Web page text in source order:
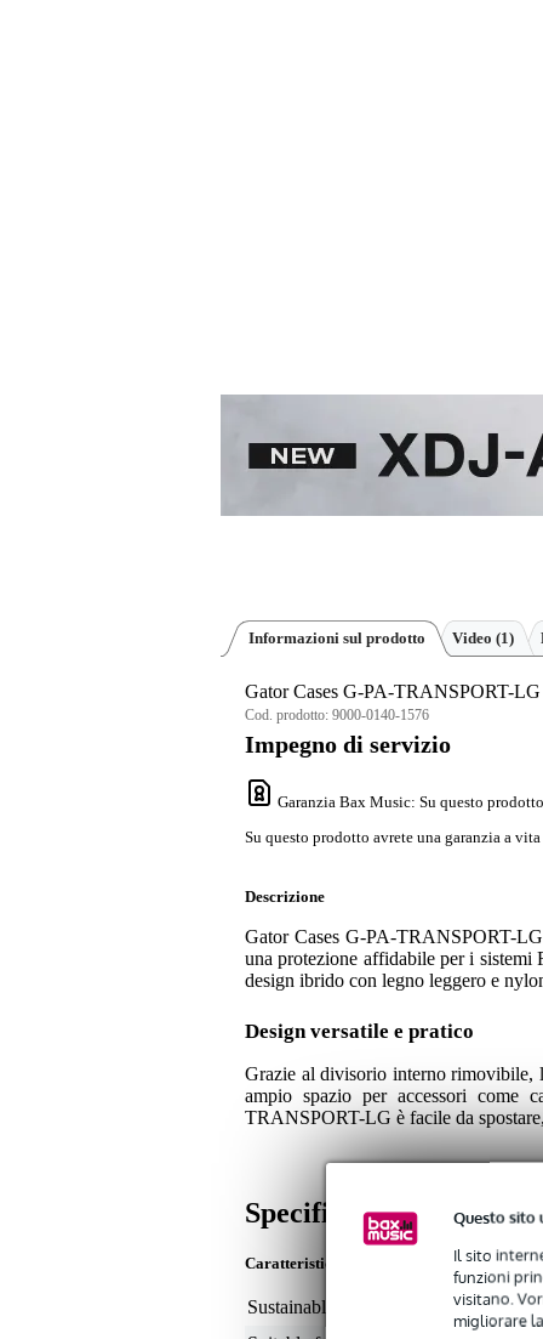
Questo sito
Il sito
funzioni
visitano.
migliorare
Informazioni sul prodotto Video (1)
Gator Cases G-PA-TRANSPORT-
Cod. prodotto: 9000-0140-1576
Impegno di servizio
Garanzia Bax Music: Su questo
Su questo prodotto avrete una garanzia a
Descrizione
Gator Cases G-PA-TRANSPORT-
una protezione affidabile per i sistemi
design ibrido con legno leggero e
Design versatile e pratico
Grazie al divisorio interno rimovibile,
ampio spazio per accessori come
TRANSPORT-LG è facile da
Specifiche
Caratteristiche
Sustainable product